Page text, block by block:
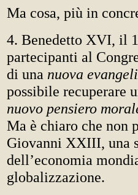
Ma cosa, più in
4. Benedetto XVI, il
partecipanti al
di una nuova
possibile recuperare
nuovo pensiero
Ma è chiaro che non
Giovanni XXIII, una
dell’economia
globalizzazione.